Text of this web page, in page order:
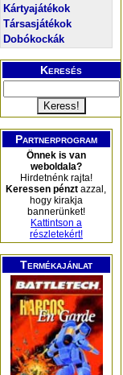
Kártyajátékok
Társasjátékok
Dobókockák
Keresés
Partnerprogram
Önnek is van
weboldala?
Hirdetnénk rajta!
Keressen pénzt azzal,
hogy kirakja
bannerünket!
Kattintson a
részletekért!
Termékajánlat